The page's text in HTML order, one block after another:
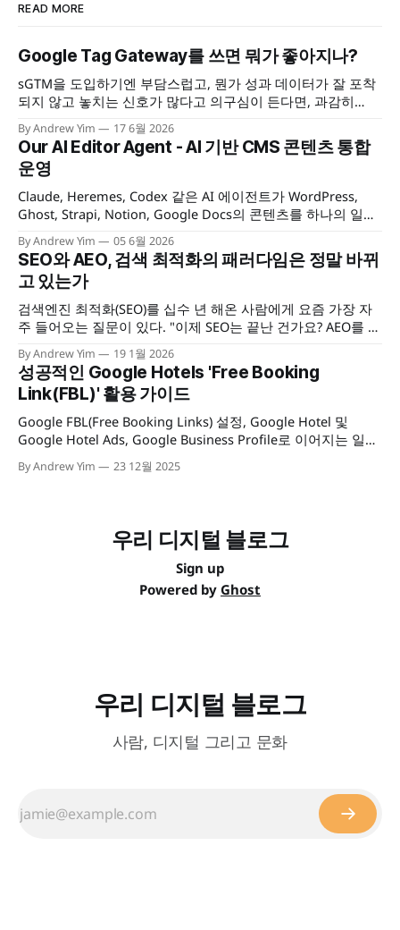
READ MORE
Google Tag Gateway를 쓰면 뭐가 좋아지나?
sGTM을 도입하기엔 부담스럽고, 뭔가 성과 데이터가 잘 포착
되지 않고 놓치는 신호가 많다고 의구심이 든다면, 과감히
Google Tag Gateway를 도입해보자. 포착되지 않는 데이터 신
호를 모두 해결할수 있는 건 아니지만, 3자 쿠키 제한이나 광고
차단 앱 등을 통해 놓치던 사용자 액션을 어느 정도는 복구할
수 있을 것이다.
By Andrew Yim 17 6월 2026
Our AI Editor Agent - AI 기반 CMS 콘텐츠 통합
운영
Claude, Heremes, Codex 같은 AI 에이전트가 WordPress,
Ghost, Strapi, Notion, Google Docs의 콘텐츠를 하나의 일관
된 방식으로 읽고, 작성하고, 발행·관리할 수 있게 해 주는 멀티
CMS 콘텐츠 운영 툴킷을 소개합니다.
By Andrew Yim 05 6월 2026
SEO와 AEO, 검색 최적화의 패러다임은 정말 바뀌
고 있는가
검색엔진 최적화(SEO)를 십수 년 해온 사람에게 요즘 가장 자
주 들어오는 질문이 있다. "이제 SEO는 끝난 건가요? AEO를 해
야 하나요?" 이 질문이 재미있는 건, 구조가 익숙하기 때문이
다. 10년 전에도 "SEO는 죽었나요?"라는 질문을 받았다. 5년
전에도. 그리고 지금도. 매번 새로운 이름표만 바뀔 뿐, 질문의
뼈대는
By Andrew Yim 19 1월 2026
성공적인 Google Hotels 'Free Booking
Link(FBL)' 활용 가이드
Google FBL(Free Booking Links) 설정, Google Hotel 및
Google Hotel Ads, Google Business Profile로 이어지는 일련
의 통합 관리 체계(Governance) 구축 및 필수 기술 요건 점검
By Andrew Yim 23 12월 2025
우리 디지털 블로그
Sign up
Powered by Ghost
우리 디지털 블로그
사람, 디지털 그리고 문화